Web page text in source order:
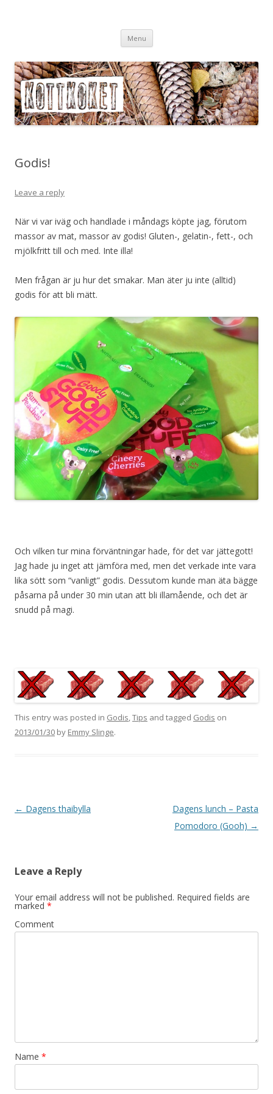
köttvärlden
Menu Skip
content
Godis!
Leave a reply
När vi var iväg och handlade i måndags köpte jag, förutom
massor av mat, massor av godis! Gluten-, gelatin-, fett-, och
mjölkfritt till och med. Inte illa!
Men frågan är ju hur det smakar. Man äter ju inte (alltid)
godis för att bli mätt.
Och vilken tur mina förväntningar hade, för det var jättegott!
Jag hade ju inget att jämföra med, men det verkade inte vara
lika sött som “vanligt” godis. Dessutom kunde man äta bägge
påsarna på under 30 min utan att bli illamående, och det är
snudd på magi.
This entry was posted in Godis,Tips and tagged Godis on
2013/01/30 by Emmy Slinge.
Post
← Dagens thaibylla
Dagens lunch – Pasta
Pomodoro (Gooh) →
Leave a Reply
Your email address will not be published. Required fields are
marked *
Comment
Name *